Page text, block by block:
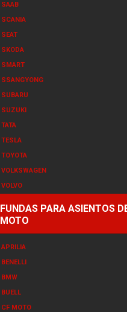
SAAB
SCANIA
SEAT
SKODA
SMART
SSANGYONG
SUBARU
SUZUKI
TATA
TESLA
TOYOTA
VOLKSWAGEN
VOLVO
FUNDAS PARA ASIENTOS
MOTO
APRILIA
BENELLI
BMW
BUELL
CF MOTO